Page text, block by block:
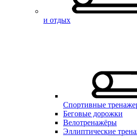
и отдых
Спортивные
Беговые дорожки
Велотренажёры
Эллиптические